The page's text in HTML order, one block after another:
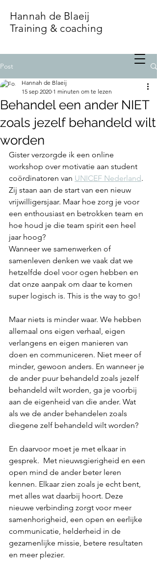
Hannah de Blaeij
Training & coaching
Post
Behandel een ander NIET
zoals jezelf behandeld wilt
worden
Hannah de Blaeij
15 sep 2020 1 minuten om te lezen
Gister verzorgde ik een online
workshop over motivatie aan student
coördinatoren van UNICEF Nederland.
Zij staan aan de start van een nieuw
vrijwilligersjaar. Maar hoe zorg je voor
een enthousiast en betrokken team en
hoe houd je die team spirit een heel
jaar hoog?
Wanneer we samenwerken of
samenleven denken we vaak dat we
hetzelfde doel voor ogen hebben en
dat onze aanpak om daar te komen
super logisch is. This is the way to go!
Maar niets is minder waar. We hebben
allemaal ons eigen verhaal, eigen
verlangens en eigen manieren van
doen en communiceren. Niet meer of
minder, gewoon anders. En wanneer je
de ander puur behandeld zoals jezelf
behandeld wilt worden, ga je voorbij
aan de eigenheid van die ander. Wat
als we de ander behandelen zoals
diegene zelf behandeld wilt worden?
En daarvoor moet je met elkaar in
gesprek.  Met nieuwsgierigheid en een
open mind de ander beter leren
kennen. Elkaar zien zoals je echt bent,
met alles wat daarbij hoort. Deze
nieuwe verbinding zorgt voor meer
samenhorigheid, een open en eerlijke
communicatie, helderheid in de
gezamenlijke missie, betere resultaten
en meer plezier.